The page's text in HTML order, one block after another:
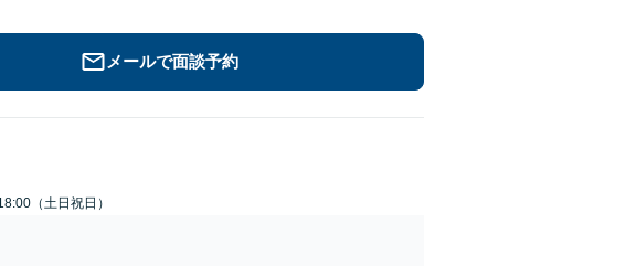
メールで面談予約
（土日祝日）